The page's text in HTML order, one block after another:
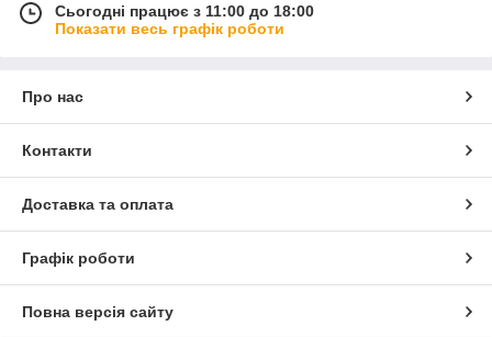
Сьогодні працює з 11:00 до 18:00
Показати весь графік роботи
Про нас
Контакти
Доставка та оплата
Графік роботи
Повна версія сайту